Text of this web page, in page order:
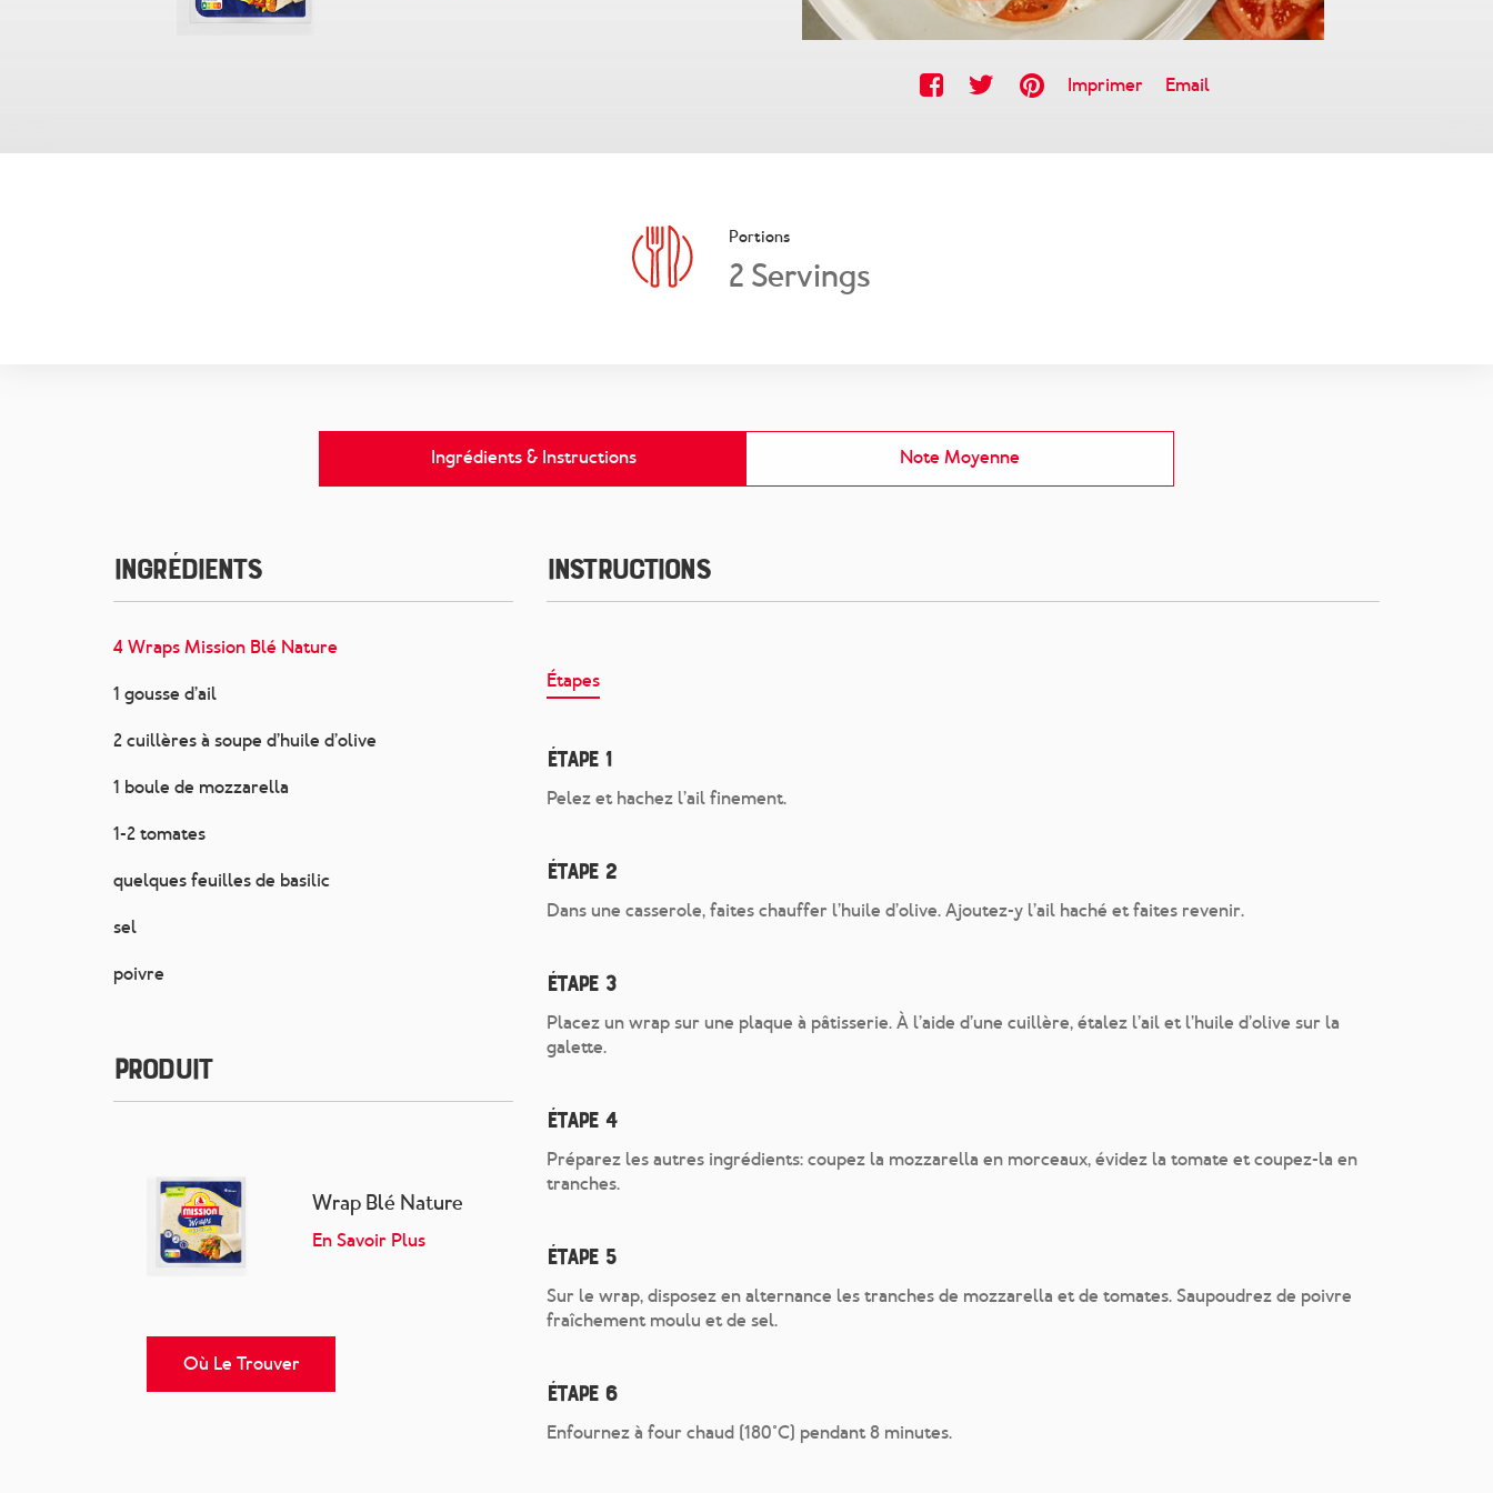
Imprimer Email
Portions
2 Servings
Ingrédients & Instructions Note Moyenne
Ingrédients
4 Wraps Mission Blé Nature
1 gousse d’ail
2 cuillères à soupe d’huile d’olive
1 boule de mozzarella
1-2 tomates
quelques feuilles de basilic
sel
poivre
Produit
Wrap Blé Nature
En Savoir Plus
Où Le Trouver
Instructions
Étapes
Étape 1
Pelez et hachez l’ail finement.
Étape 2
Dans une casserole, faites chauffer l’huile d’olive. Ajoutez-y l’ail haché et faites revenir.
Étape 3
Placez un wrap sur une plaque à pâtisserie. À l’aide d’une cuillère, étalez l’ail et l’huile d’olive sur la
galette.
Étape 4
Préparez les autres ingrédients: coupez la mozzarella en morceaux, évidez la tomate et coupez-la en
tranches.
Étape 5
Sur le wrap, disposez en alternance les tranches de mozzarella et de tomates. Saupoudrez de poivre
fraîchement moulu et de sel.
Étape 6
Enfournez à four chaud (180°C) pendant 8 minutes.